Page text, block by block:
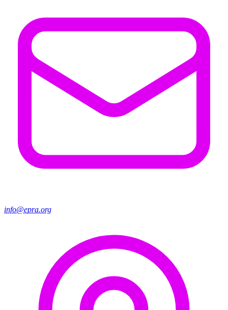
info@epra.org